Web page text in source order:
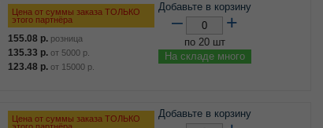
Цена от суммы заказа ТОЛЬКО
этого партнёра
155.08 р. розница
135.33 р. от 5000 р.
123.48 р. от 15000 р.
Добавьте в корзину
– +
по 20 шт
На складе много
Цена от суммы заказа ТОЛЬКО
Добавьте в корзину